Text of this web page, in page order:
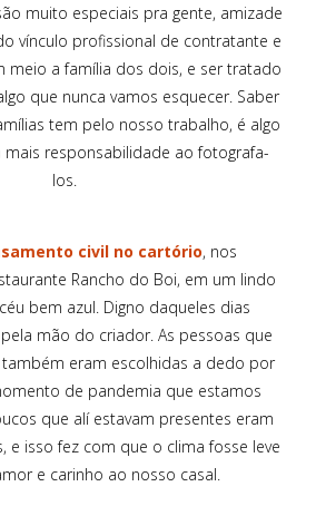
muito especiais pra gente, amizade
vínculo profissional de contratante e
meio a família dos dois, e ser tratado
que nunca vamos esquecer. Saber
tem pelo nosso trabalho, é algo
responsabilidade ao fotografa-
los.
civil no cartório, nos
Rancho do Boi, em um lindo
bem azul. Digno daqueles dias
mão do criador. As pessoas que
eram escolhidas a dedo por
de pandemia que estamos
que alí estavam presentes eram
e isso fez com que o clima fosse leve
e carinho ao nosso casal.